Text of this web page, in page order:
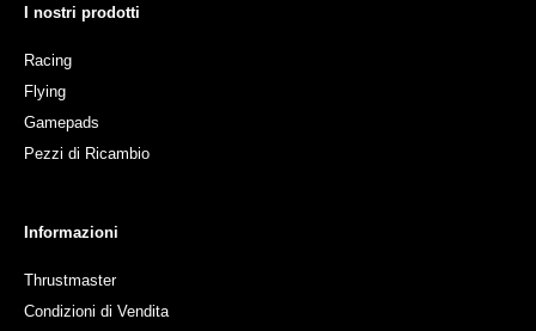
I nostri prodotti
Racing
Flying
Gamepads
Pezzi di Ricambio
Informazioni
Thrustmaster
Condizioni di Vendita